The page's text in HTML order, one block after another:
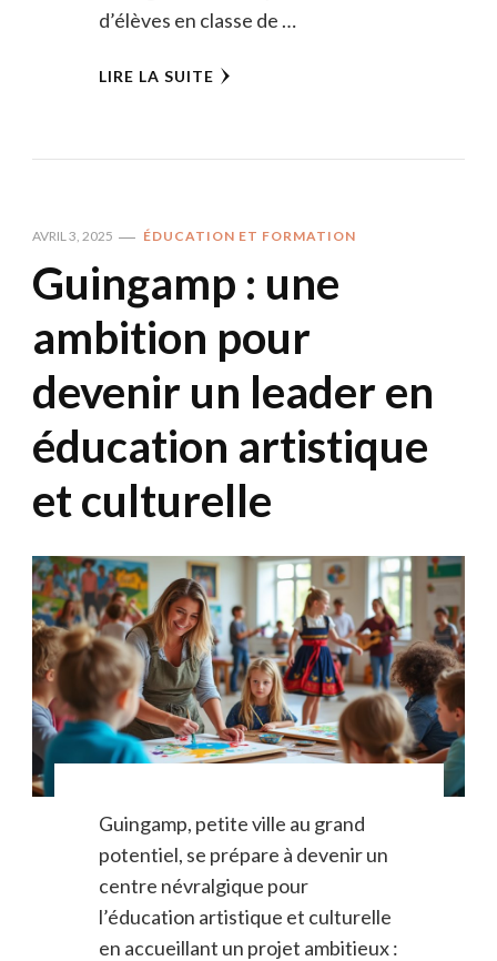
d’élèves en classe de …
LIRE LA SUITE
AVRIL 3, 2025 ÉDUCATION ET FORMATION
Guingamp : une
ambition pour
devenir un leader en
éducation artistique
et culturelle
Guingamp, petite ville au grand
potentiel, se prépare à devenir un
centre névralgique pour
l’éducation artistique et culturelle
en accueillant un projet ambitieux :